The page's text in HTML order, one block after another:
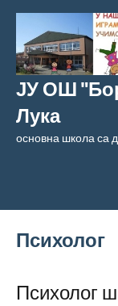
Скочи
садржај
ЈУ ОШ
Лука
основна школа са
Психолог
Психолог